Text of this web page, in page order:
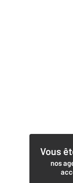
Vous
nos